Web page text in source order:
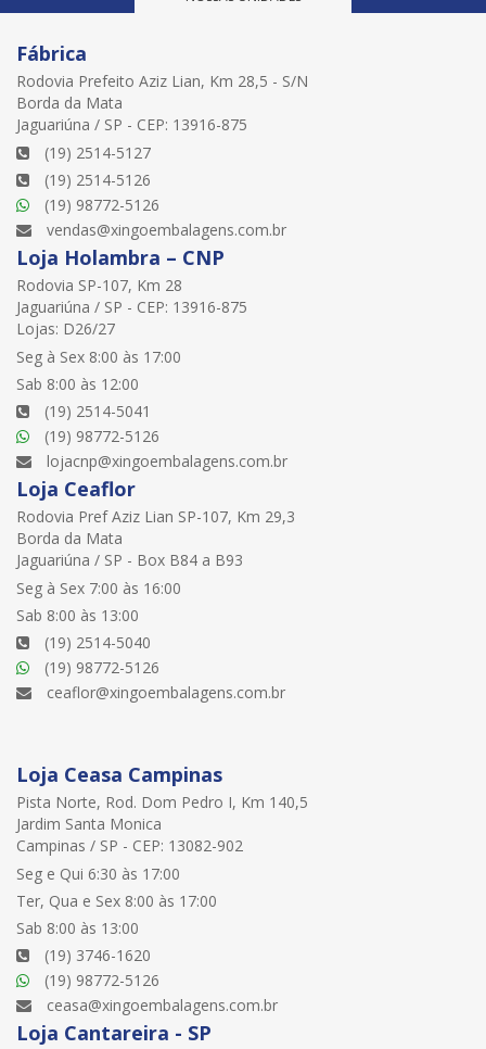
Fábrica
Rodovia Prefeito Aziz Lian, Km 28,5 - S/N
Borda da Mata
Jaguariúna / SP - CEP: 13916-875
(19) 2514-5127
(19) 2514-5126
(19) 98772-5126
vendas@xingoembalagens.com.br
Loja Holambra – CNP
Rodovia SP-107, Km 28
Jaguariúna / SP - CEP: 13916-875
Lojas: D26/27
Seg à Sex 8:00 às 17:00
Sab 8:00 às 12:00
(19) 2514-5041
(19) 98772-5126
lojacnp@xingoembalagens.com.br
Loja Ceaflor
Rodovia Pref Aziz Lian SP-107, Km 29,3
Borda da Mata
Jaguariúna / SP - Box B84 a B93
Seg à Sex 7:00 às 16:00
Sab 8:00 às 13:00
(19) 2514-5040
(19) 98772-5126
ceaflor@xingoembalagens.com.br
Loja Ceasa Campinas
Pista Norte, Rod. Dom Pedro I, Km 140,5
Jardim Santa Monica
Campinas / SP - CEP: 13082-902
Seg e Qui 6:30 às 17:00
Ter, Qua e Sex 8:00 às 17:00
Sab 8:00 às 13:00
(19) 3746-1620
(19) 98772-5126
ceasa@xingoembalagens.com.br
Loja Cantareira - SP